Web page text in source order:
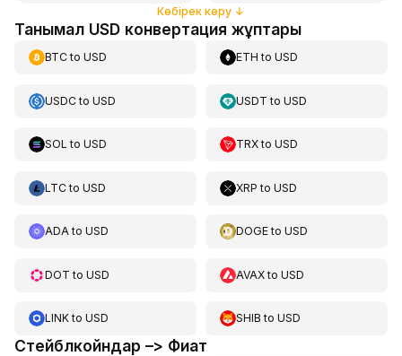
Көбірек көру ↓
Танымал USD конвертация жұптары
BTCto USD ETH toUSD
USDCto USD USDT toUSD
SOL to USD TRXtoUSD
LTCto USD XRP toUSD
ADAto USD DOGEtoUSD
DOT to USD AVAXtoUSD
LINKto USD SHIB toUSD
Стейблкойндар –> Фиат